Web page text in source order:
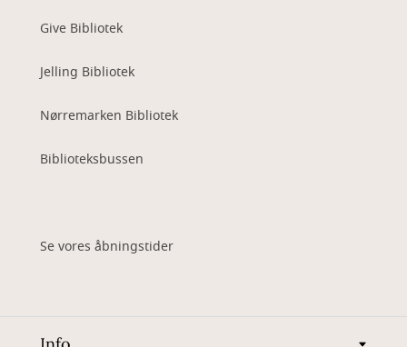
Give Bibliotek
Jelling Bibliotek
Nørremarken Bibliotek
Biblioteksbussen
Se vores åbningstider